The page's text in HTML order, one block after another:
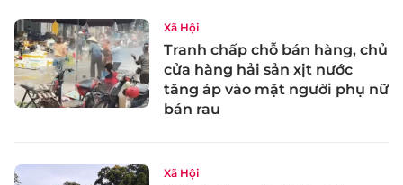
Xã Hội
Tranh chấp chỗ bán hàng, chủ
cửa hàng hải sản xịt nước
tăng áp vào mặt người phụ nữ
bán rau
Xã Hội